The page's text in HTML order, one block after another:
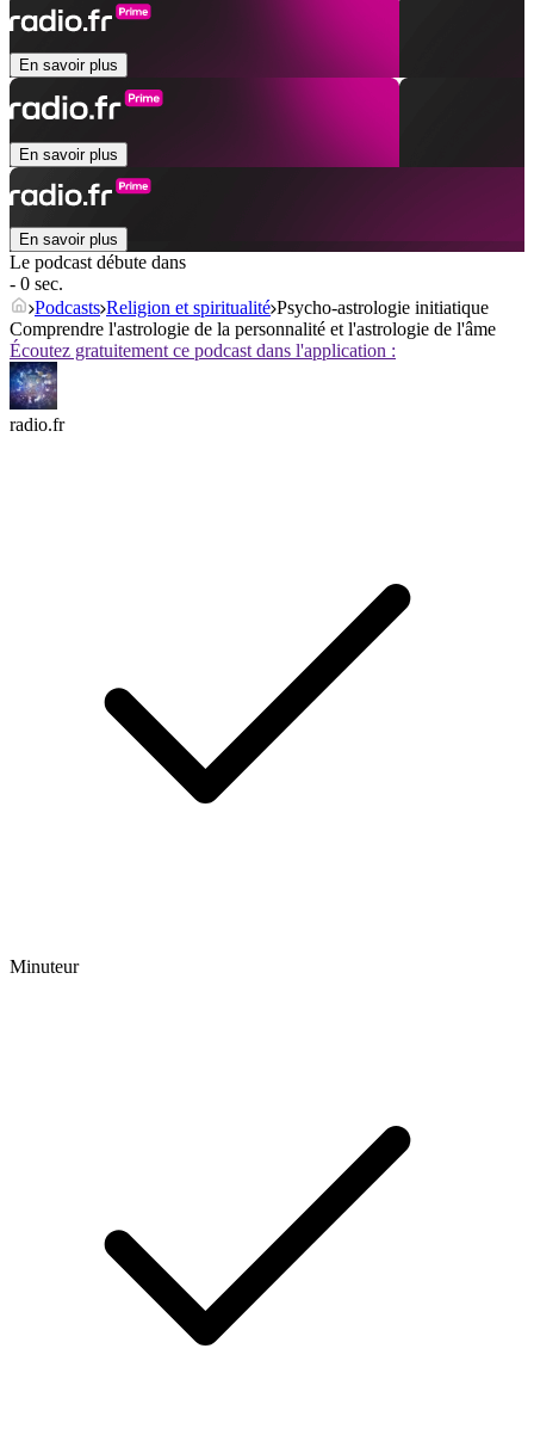
En savoir plus
En savoir plus
En savoir plus
Le podcast débute dans
- 0 sec.
Podcasts Religion et spiritualité Psycho-astrologie initiatique
Comprendre l'astrologie de la personnalité et l'astrologie de l'âme
Écoutez gratuitement ce podcast dans l'application :
radio.fr
Minuteur